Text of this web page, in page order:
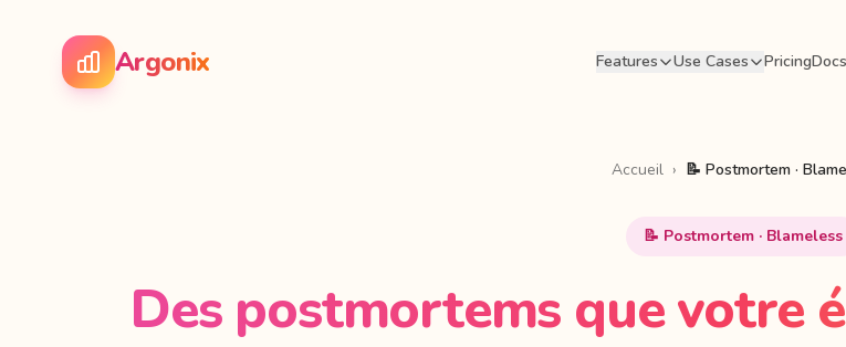
Argonix Features Use Cases PricingDocs
Accueil › 📝 Postmortem ·
📝 Postmortem · Blameless
Des postmortems que votre